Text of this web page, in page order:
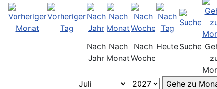
Nach
Jahr
Nach
Monat
Nach
Woche
HeuteSuche
Gehe zu